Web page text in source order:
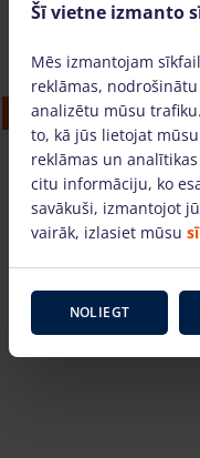
Alumīnija torņi
43.26 €/dienā +
Šī vietne izmanto
Mēs izmantojam
reklāmas,
analizētu mūsu
to, kā jūs lietojat
reklāmas un
citu informāciju, ko
savākuši, izmantojot
vairāk, izlasiet mūsu
NOLIEGT